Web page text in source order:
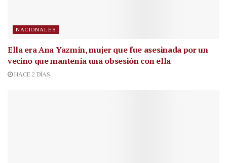
NACIONALES
Ella era Ana Yazmín, mujer que fue asesinada por un
vecino que mantenía una obsesión con ella
HACE 2 DÍAS